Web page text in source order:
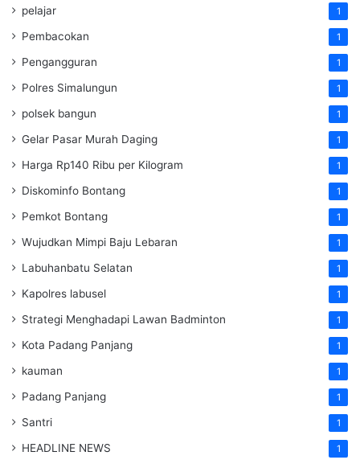
pelajar 1
Pembacokan 1
Pengangguran 1
Polres Simalungun 1
polsek bangun 1
Gelar Pasar Murah Daging 1
Harga Rp140 Ribu per Kilogram 1
Diskominfo Bontang 1
Pemkot Bontang 1
Wujudkan Mimpi Baju Lebaran 1
Labuhanbatu Selatan 1
Kapolres labusel 1
Strategi Menghadapi Lawan Badminton 1
Kota Padang Panjang 1
kauman 1
Padang Panjang 1
Santri 1
HEADLINE NEWS 1